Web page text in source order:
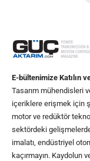
E-bültenimize Katılın
Tasarım mühendisleri
içeriklere erişmek için
motor ve redüktör
sektördeki
imalatı, endüstriyel
kaçırmayın. Kaydolun